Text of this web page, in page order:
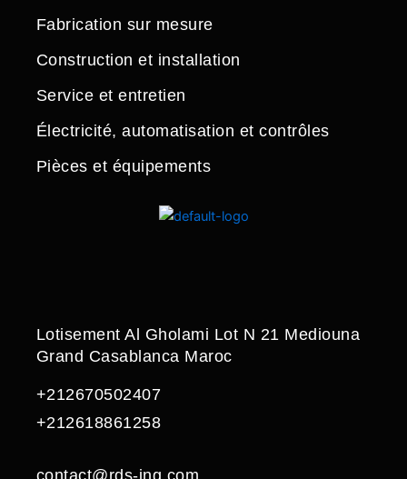
Fabrication sur mesure
Construction et installation
Service et entretien
Électricité, automatisation et contrôles
Pièces et équipements
Lotisement Al Gholami Lot N 21 Mediouna
Grand Casablanca Maroc
+212670502407
+212618861258